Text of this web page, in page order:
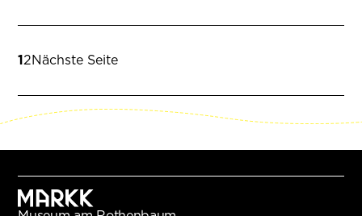
Seite
1Seite
2Nächste Seite